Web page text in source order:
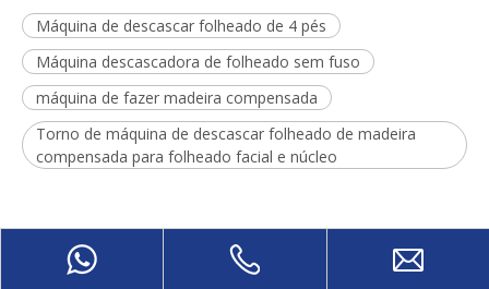
Máquina de descascar folheado de 4 pés
Máquina descascadora de folheado sem fuso
máquina de fazer madeira compensada
Torno de máquina de descascar folheado de madeira
compensada para folheado facial e núcleo